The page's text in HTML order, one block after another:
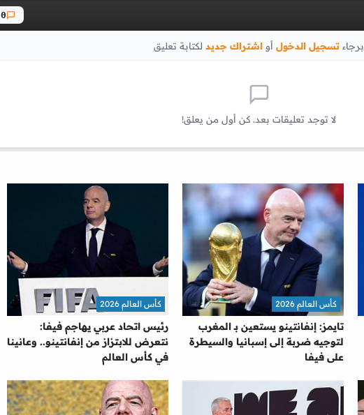
0
برجاء تسجيل الدخول أو اشتراك جديد لكتابة تعليق
لا توجد تعليقات بعد. كن أول من يعلق!
تايمز: إنفانتينو يستعين بـ المغرب
لتوجيه ضربة إلى إسبانيا والسيطرة
على فيفا
كأس العالم 2026
رئيس اتحاد عربي يهاجم فيفا:
نتعرض للابتزاز من إنفانتينو.. وعانينا
في كأس العالم
كأس العالم 2026